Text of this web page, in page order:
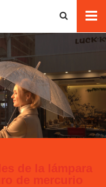
de la lámpara
de mercurio